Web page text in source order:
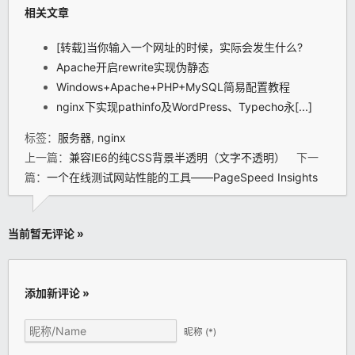
相关文章
[转载]当你输入一个网址的时候，实际会发生什么?
Apache开启rewrite实现伪静态
Windows+Apache+PHP+MySQL简易配置教程
nginx下实现pathinfo及WordPress、Typecho永[...]
标签： 服务器, nginx
上一篇： 兼容IE6的纯CSS背景半透明（文字不透明）
下一
篇： 一个在线测试网站性能的工具——PageSpeed Insights
当前暂无评论 »
添加新评论 »
昵称 (*)